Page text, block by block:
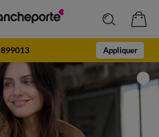
899013 Appliquer